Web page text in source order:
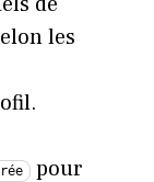
les
pour